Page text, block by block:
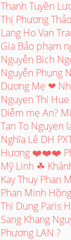
Thanh Tuyền
Thị Phương
Lang Ho Van
Gia Bảo phạm
Nguyễn Bich
Nguyễn Phụng
Dương Mẹ ❤
Nguyen Thi
Diễm mẹ An?
Tan To Nguyen
Nghĩa Lê DH
Hương ❤️❤️❤️
Mỹ Linh ☘
Kay Thuy Phan
Phan Minh
Thi Dung Paris
Sang Khang
Phương LAN ?